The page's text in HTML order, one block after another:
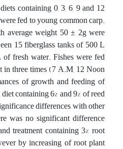
containing 0, 3, 6, 9 and 12
fed to young common carp.
average weight 50 ± 2g were
15 fiberglass tanks of 500 L
fresh water. Fishes were fed
in three times (7 A.M, 12 Noon
of growth and feeding of
containing 6% and 9% of reed
differences with other
was no significant difference
treatment containing 3% root
by increasing of root plant